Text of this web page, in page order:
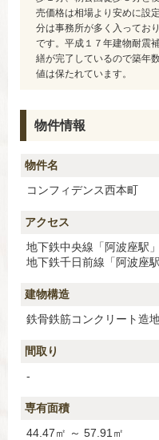
売価格は相場より安めに設
分は事務所が多く入ってお
です。平成１７年建物耐震
繕が完了しているので築年
値は保たれています。
物件情報
物件名
コンフィデンス西本町
アクセス
地下鉄中央線「阿波座駅
地下鉄千日前線「阿波座
建物構造
鉄骨鉄筋コンクリート造
間取り
-
専有面積
44.47㎡ ～ 57.91㎡